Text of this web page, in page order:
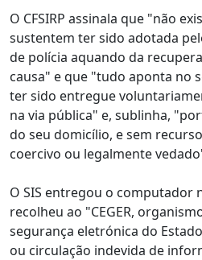
O CFSIRP assinala que "não
sustentem ter sido adotada
de polícia aquando da
causa" e que "tudo aponta no
ter sido entregue
na via pública" e, sublinha,
do seu domicílio, e sem
coercivo ou legalmente
O SIS entregou o computador
recolheu ao "CEGER,
segurança eletrónica do
ou circulação indevida de